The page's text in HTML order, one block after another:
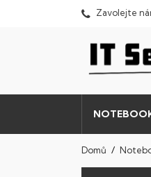
Zavolejte
Domů